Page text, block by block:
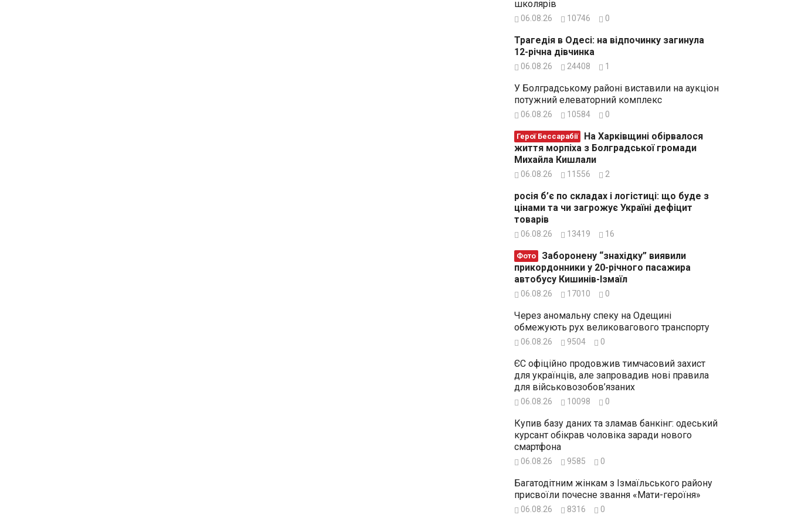
школярів
06.08.26 10746 0
Трагедія в Одесі: на відпочинку загинула
12-річна дівчинка
06.08.26 24408 1
У Болградському районі виставили на аукціон
потужний елеваторний комплекс
06.08.26 10584 0
Герої Бессарабії
життя морпіха з Болградської громади
Михайла Кишлали
06.08.26 11556 2
росія б’є по складах і логістиці: що буде з
цінами та чи загрожує Україні дефіцит
товарів
06.08.26 13419 16
Фото
прикордонники у 20-річного пасажира
автобусу Кишинів-Ізмаїл
06.08.26 17010 0
Через аномальну спеку на Одещині
обмежують рух великовагового транспорту
06.08.26 9504 0
ЄС офіційно продовжив тимчасовий захист
для українців, але запровадив нові правила
для військовозобов’язаних
06.08.26 10098 0
Купив базу даних та зламав банкінг: одеський
курсант обікрав чоловіка заради нового
смартфона
06.08.26 9585 0
Багатодітним жінкам з Ізмаїльського району
присвоїли почесне звання «Мати-героїня»
06.08.26 8316 0